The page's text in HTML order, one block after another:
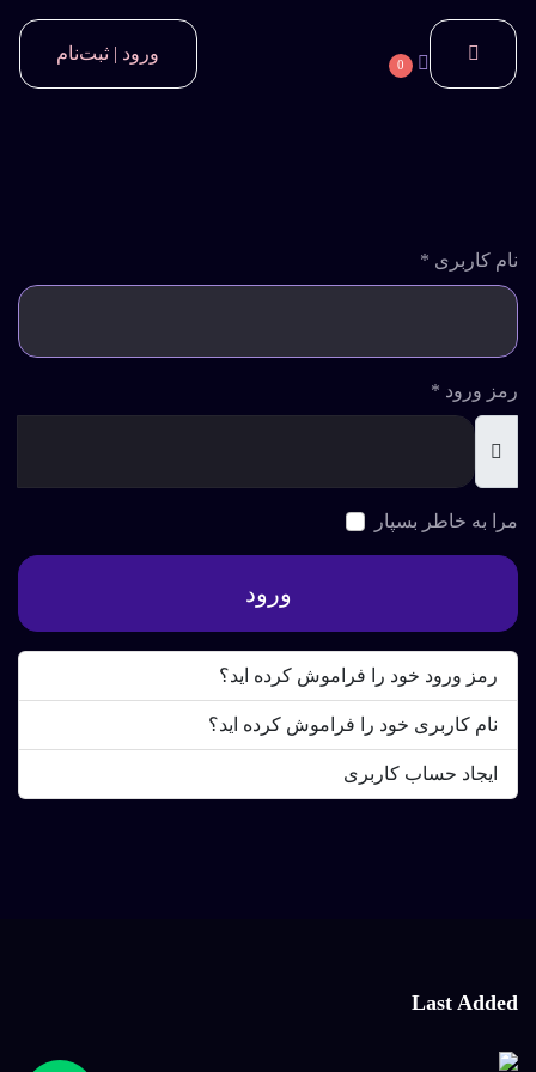
0
ورود | ثبت‌نام
نام کاربری *
رمز ورود *
نمایش
مرا به خاطر بسپار
ورود
رمز ورود خود را فراموش کرده اید؟
نام کاربری خود را فراموش کرده اید؟
ایجاد حساب کاربری
Last Added